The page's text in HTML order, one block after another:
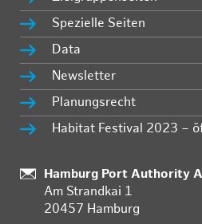
Spezielle Seiten
Data
Newsletter
Planungsrecht
Habitat Festival 2023 –
:
Hamburg Port Authority
Am Strandkai 1
20457 Hamburg